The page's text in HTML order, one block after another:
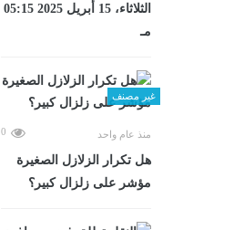
الثلاثاء، 15 أبريل 2025 05:15
مـ
غير مصنف
منذ عام واحد 0
هل تكرار الزلازل الصغيرة
مؤشر على زلزال كبير؟